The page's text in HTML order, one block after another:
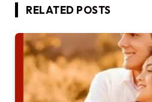
RELATED POSTS